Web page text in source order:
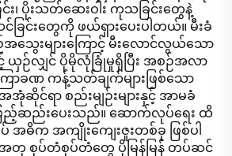
း၊ ပိုးသတ်ဆေးဝါး ကုသခြင်းတွေနဲ့
ြင်းတွေကို ဖယ်ရှားပေးပါတယ်။ မီးခံ
ေးများကြောင့် မီးလောင်လွယ်သော
ယှဉ်လျှင် ပိုမိုလုံခြုံမှုရှိပြီး အစဉ်အလာ
ာခဏ ကန့်သတ်ချက်များဖြစ်သော
င်ရာ စည်းမျဉ်းများနှင့် အာမခံ
ြည့်ဆည်းပေးသည်။ ဆောက်လုပ်ရေး ထိ
ဓိက အကျိုးကျေးဇူးတစ်ခု ဖြစ်ပါ
တု စုပ်တံစုပ်တံတွေ ပိုမြန်မြန် တပ်ဆင်